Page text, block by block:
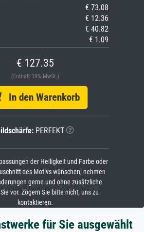
€ 73.08
€ 12.36
€ 40.82
€ 1.09
€ 127.35
(Enthält 19% MwSt.)
In den Warenkorb
PERFEKT
der Helligkeit und Farbe oder
des Motivs wünschen, nehmen
gerne und ohne zusätzliche
vor. Zögern Sie bitte nicht, uns zu
kontaktieren.
für Sie ausgewählt